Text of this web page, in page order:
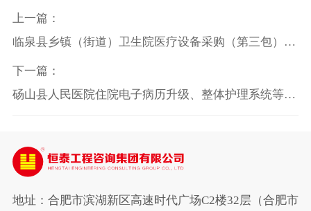
上一篇：
临泉县乡镇（街道）卫生院医疗设备采购（第三包）太
阳城娱乐官网
下一篇：
砀山县人民医院住院电子病历升级、整体护理系统等信
地址：合肥市滨湖新区高速时代广场C2楼32层（合肥市